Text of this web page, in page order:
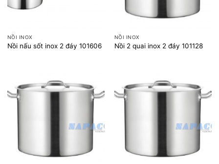
NỒI INOX
Nồi nấu sốt inox 2 đáy 101606
NỒI INOX
Nồi 2 quai inox 2 đáy 101128